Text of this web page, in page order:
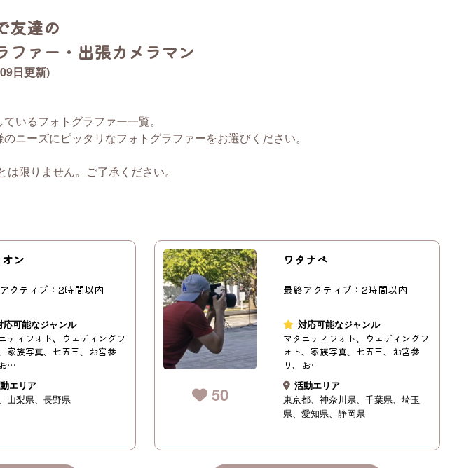
友達の
ファー・出張カメラマン
日更新)
いるフォトグラファー一覧。
ニーズにピッタリなフォトグラファーをお選びください。
限りません。ご了承ください。
ン
クティブ：2時間以内
応可能なジャンル
ティフォト、ウェディングフ
家族写真、七五三、お宮参
…
エリア
山梨県 長野県 50
ワタナベ
最終アクティブ：2時間以内
対応可能なジャンル
マタニティフォト、ウェディングフ
ォト、家族写真、七五三、お宮参
り、お…
活動エリア
東京都
神奈川県 千葉県
埼玉
県
愛知県 静岡県